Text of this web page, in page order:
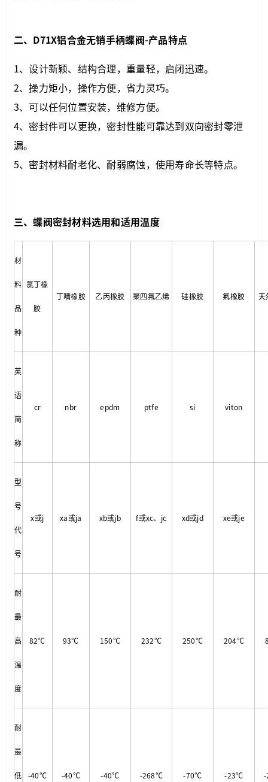
二、D71X铝合金无销手柄蝶阀-产品特点
1、设计新颖、结构合理，重量轻，启闭迅速。
2、操力矩小，操作方便，省力灵巧。
3、可以任何位置安装，维修方便。
4、密封件可以更换，密封性能可靠达到双向密封零泄
漏。
5、密封材料耐老化、耐弱腐蚀，使用寿命长等特点。
三、蝶阀密封材料选用和适用温度
材
料
品
种
氯丁橡
胶
丁晴橡胶 乙丙橡胶 聚四氟乙烯 硅橡胶 氟橡胶 天
英
语
简
称
cr nbr epdm ptfe si viton
型
号
代
号
x或j xa或ja xb或jb f或xc、jc xd或jd xe或je
耐
最
高
温
度
82℃ 93℃ 150℃ 232℃ 250℃ 204℃
耐
最
低 -40℃ -40℃ -40℃ -268℃ -70℃ -23℃